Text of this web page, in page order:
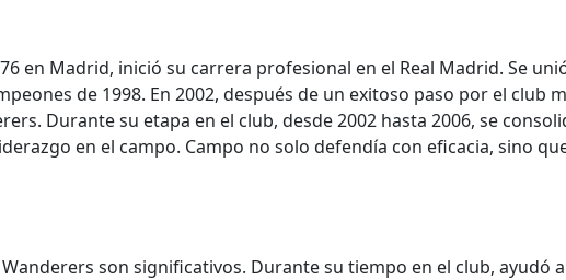
en Madrid, inició su carrera profesional en el Real Madrid. Se
de 1998. En 2002, después de un exitoso paso por el club
Durante su etapa en el club, desde 2002 hasta 2006, se
en el campo. Campo no solo defendía con eficacia, sino
son significativos. Durante su tiempo en el club, ayudó